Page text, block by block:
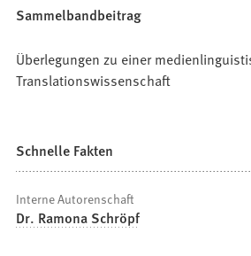
Sammelbandbeitrag
Überlegungen zu einer
Translationswissenschaft
Schnelle Fakten
Interne Autorenschaft
Dr. Ramona Schröpf